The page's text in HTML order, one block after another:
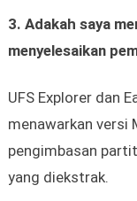
3. Adakah saya
menyelesaikan
UFS Explorer dan
menawarkan versi
pengimbasan
yang diekstrak.